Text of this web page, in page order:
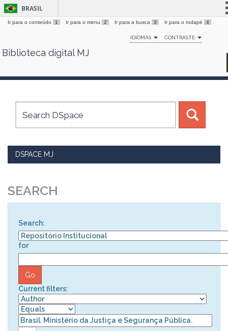
Skip
BRASIL
Simplifique!
Comunica BR
Canais
Ir para o conteúdo 1 Ir para o menu 2 Ir para a busca 3 Ir para o rodapé 4
IDIOMAS CONTRASTE
Biblioteca digital MJ
DSPACE MJ
SEARCH
Search:
for
Current filters: